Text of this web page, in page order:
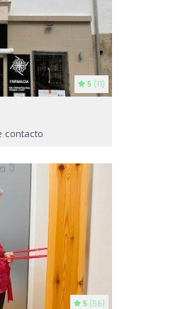
5 (11)
contacto
5 (56)